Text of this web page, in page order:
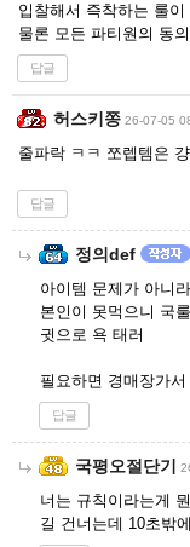
입찰해서 즉착하는 룰이
물론 모든 파티원의 동
답글
허스키쫑 26-07-05
줄파락 ㅋㅋ 쪼렙템은
답글
정의def
아이템 문제가 아니
본인이 못먹으니 국
귓으로 욕 태러
필요하면 경매장가서
답글
국평오절단기
너는 규칙이라는게
길 건너는데 10초밖